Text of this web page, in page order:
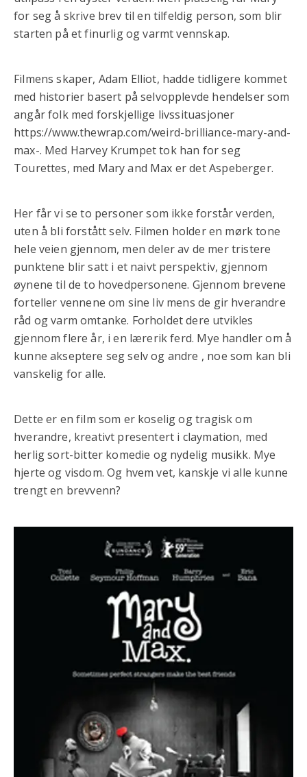
for seg å skrive brev til en tilfeldig person, som blir
starten på et finurlig og varmt vennskap.
Filmens skaper, Adam Elliot, hadde tidligere kommet
med historier basert på selvopplevde hendelser som
angår folk med forskjellige livssituasjoner
https://www.thewrap.com/weird-brilliance-mary-and-
max-. Med Harvey Krumpet tok han for seg
Tourettes, med Mary and Max er det Aspeberger.
Her får vi se to personer som ikke forstår verden,
uten å bli forstått selv. Filmen holder en mørk tone
hele veien gjennom, men deler av de mer tristere
punktene blir satt i et naivt perspektiv, gjennom
øynene til de to hovedpersonene. Gjennom brevene
forteller vennene om sine liv mens de gir hverandre
råd og varm omtanke. Forholdet dere utvikles
gjennom flere år, i en lærerik ferd. Mye handler om å
kunne akseptere seg selv og andre , noe som kan bli
vanskelig for alle.
Dette er en film som er koselig og tragisk om
hverandre, kreativt presentert i claymation, med
herlig sort-bitter komedie og nydelig musikk. Mye
hjerte og visdom. Og hvem vet, kanskje vi alle kunne
trengt en brevvenn?